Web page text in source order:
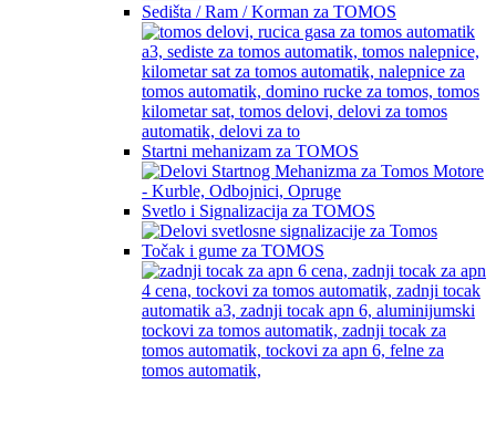
Sedišta / Ram / Korman za TOMOS
Startni mehanizam za TOMOS
Svetlo i Signalizacija za TOMOS
Točak i gume za TOMOS